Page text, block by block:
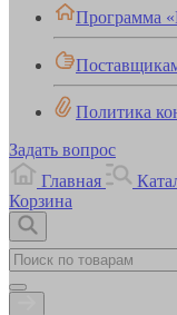
Программа
Политика
Задать вопрос
Главная
Корзина